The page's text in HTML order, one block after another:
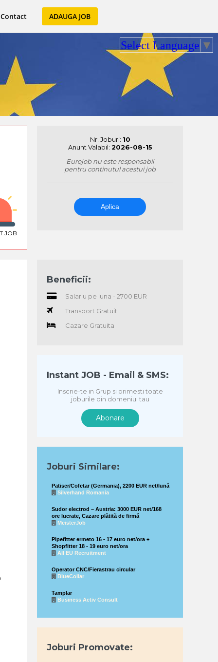
Contact ADAUGA JOB
Select Language ▼
JOB
Nr. Joburi: 10
Anunt Valabil: 2026-08-15
Eurojob nu este responsabil
pentru continutul acestui job
Aplica
Beneficii:
Salariu pe luna - 2700 EUR
Transport Gratuit
Cazare Gratuita
Instant JOB - Email & SMS:
Inscrie-te in Grup si primesti toate
joburile din domeniul tau
Abonare
Joburi Similare:
Patiser/Cofetar (Germania), 2200 EUR net/lună
Silverhand Romania
Sudor electrod – Austria: 3000 EUR net/168
ore lucrate, Cazare plătită de firmă
MeisterJob
Pipefitter ermeto 16 - 17 euro net/ora +
Shopfitter 18 - 19 euro net/ora
All EU Recruitment
Operator CNC/Fierastrau circular
BlueCollar
Tamplar
Business Activ Consult
Joburi Promovate: